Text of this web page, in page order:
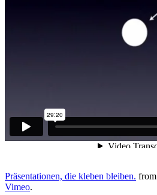
Präsentationen, die kleben bleiben. from
Vimeo.